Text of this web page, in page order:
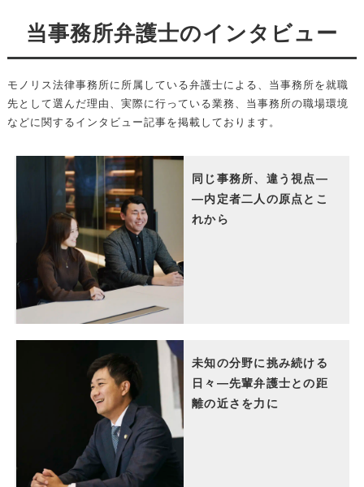
当事務所弁護士のインタビュー
モノリス法律事務所に所属している弁護士による、当事務所を就職
先として選んだ理由、実際に行っている業務、当事務所の職場環境
などに関するインタビュー記事を掲載しております。
同じ事務所、違う視点―
―内定者二人の原点とこ
れから
未知の分野に挑み続ける
日々―先輩弁護士との距
離の近さを力に